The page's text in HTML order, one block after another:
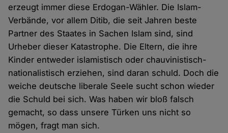
erzeugt immer diese Erdogan-Wähler. Die Islam-
Verbände, vor allem Ditib, die seit Jahren beste
Partner des Staates in Sachen Islam sind, sind
Urheber dieser Katastrophe. Die Eltern, die ihre
Kinder entweder islamistisch oder chauvinistisch-
nationalistisch erziehen, sind daran schuld. Doch die
weiche deutsche liberale Seele sucht schon wieder
die Schuld bei sich. Was haben wir bloß falsch
gemacht, so dass unsere Türken uns nicht so
mögen, fragt man sich.